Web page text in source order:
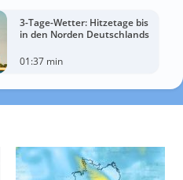
3-Tage-Wetter: Hitzetage bis
in den Norden Deutschlands
01:37 min